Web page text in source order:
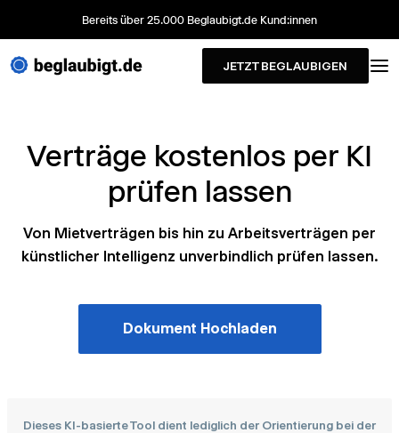
Bereits über 25.000 Beglaubigt.de Kund:innen
JETZT BEGLAUBIGEN
Verträge kostenlos per KI
prüfen lassen
Von Mietverträgen bis hin zu Arbeitsverträgen per
künstlicher Intelligenz unverbindlich prüfen lassen.
Dokument Hochladen
Dieses KI-basierte Tool dient lediglich der Orientierung bei der